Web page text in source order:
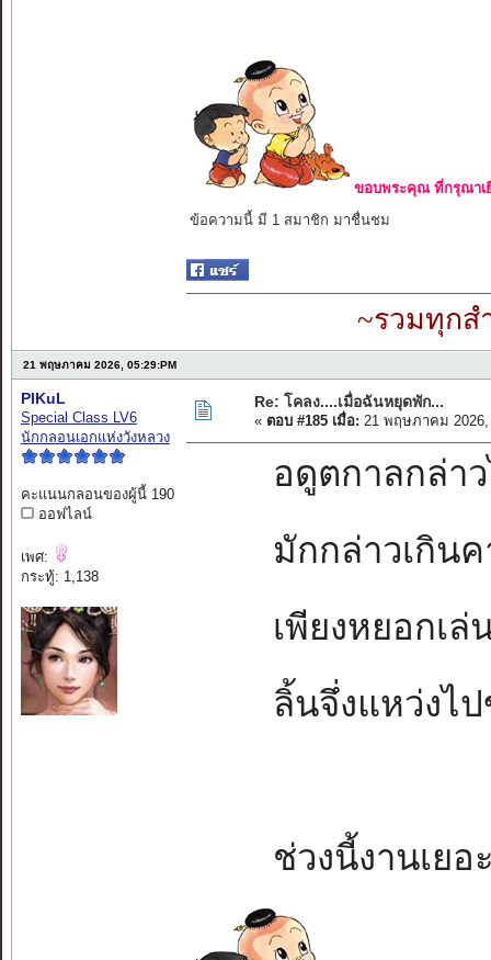
ขอบพระคุณ ที่กรุณาเ
ข้อความนี้ มี 1 สมาชิก มาชื่นชม
~รวมทุกส
21 พฤษภาคม 2026, 05:29:PM
PIKuL
Special Class LV6
นักกลอนเอกแห่งวังหลวง
คะแนนกลอนของผู้นี้ 190
ออฟไลน์
เพศ:
กระทู้: 1,138
Re: โคลง....เมื่อฉันหยุดพัก...
« ตอบ #185 เมื่อ: 21 พฤษภาคม 2026,
อดูตกาลกล่าว
มักกล่าวเกิน
เพียงหยอกเล่
ลิ้นจึ่งแหว่งไ
ช่วงนี้งานเย